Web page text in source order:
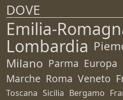
DOVE
Emilia-
Lombardia
Milano Parma Europa
Marche Roma Veneto
Toscana Sicilia Bergamo